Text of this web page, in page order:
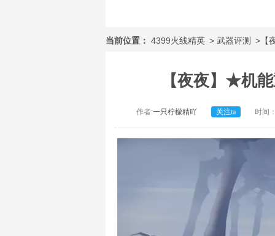
当前位置： 4399火线精英 > 武器评测 >【
【夜夜】★机
作者:一只柠檬精吖 关注ta 时间